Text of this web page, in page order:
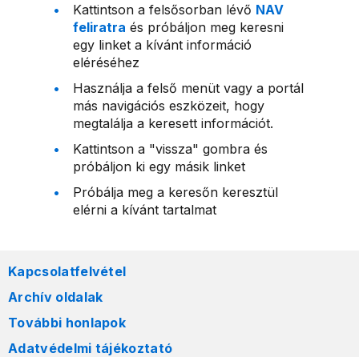
Kattintson a felsősorban lévő NAV
feliratra és próbáljon meg keresni
egy linket a kívánt információ
eléréséhez
Használja a felső menüt vagy a portál
más navigációs eszközeit, hogy
megtalálja a keresett információt.
Kattintson a "vissza" gombra és
próbáljon ki egy másik linket
Próbálja meg a keresőn keresztül
elérni a kívánt tartalmat
Kapcsolatfelvétel
Archív oldalak
További honlapok
Adatvédelmi tájékoztató